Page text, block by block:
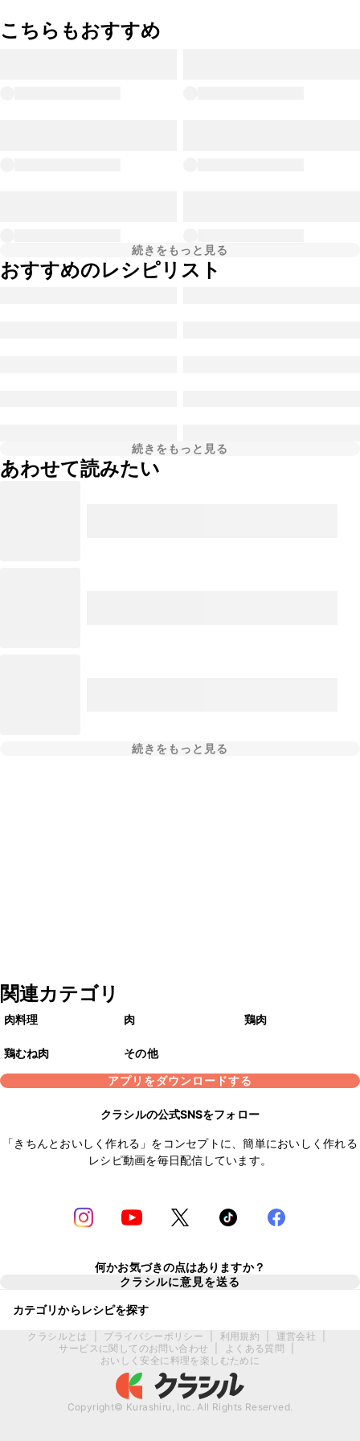
こちらもおすすめ
続きをもっと見る
おすすめのレシピリスト
続きをもっと見る
あわせて読みたい
続きをもっと見る
関連カテゴリ
肉料理 肉 鶏肉
鶏むね肉
その他
アプリをダウンロードする
クラシルの公式SNSをフォロー
「きちんとおいしく作れる」をコンセプトに、簡単においしく作れる
レシピ動画を毎日配信しています。
何かお気づきの点はありますか？
クラシルに意見を送る
カテゴリからレシピを探す
クラシルとは プライバシーポリシー 利用規約 運営会社
サービスに関してのお問い合わせ
よくある質問
おいしく安全に料理を楽しむために
Copyright© Kurashiru, Inc. All Rights Reserved.